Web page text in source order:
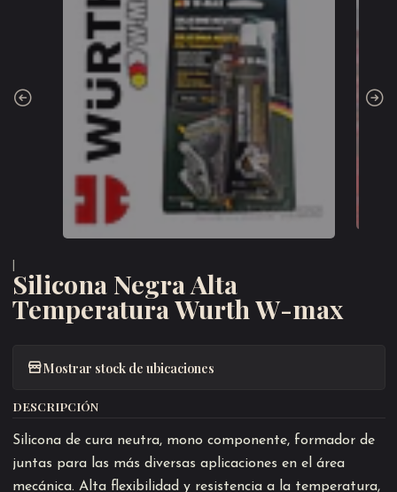
Silicona Negra Alta
Temperatura Wurth W-max
Mostrar stock de ubicaciones
DESCRIPCIÓN
Silicona de cura neutra, mono componente, formador de
juntas para las más diversas aplicaciones en el área
mecánica. Alta flexibilidad y resistencia a la temperatura,